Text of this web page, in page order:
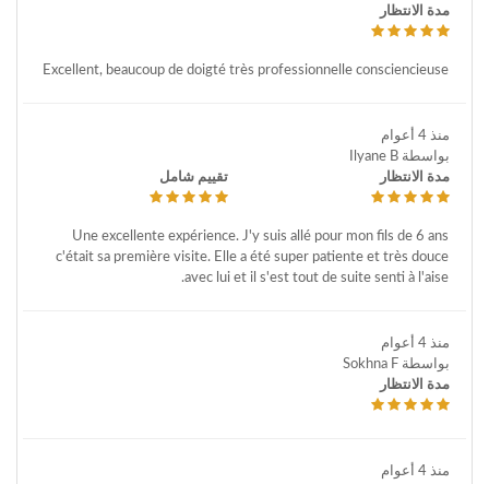
مدة الانتظار
Excellent, beaucoup de doigté très professionnelle consciencieuse
منذ 4 أعوام
بواسطة Ilyane B
مدة الانتظار
تقييم شامل
Une excellente expérience. J'y suis allé pour mon fils de 6 ans
c'était sa première visite. Elle a été super patiente et très douce
avec lui et il s'est tout de suite senti à l'aise.
منذ 4 أعوام
بواسطة Sokhna F
مدة الانتظار
منذ 4 أعوام